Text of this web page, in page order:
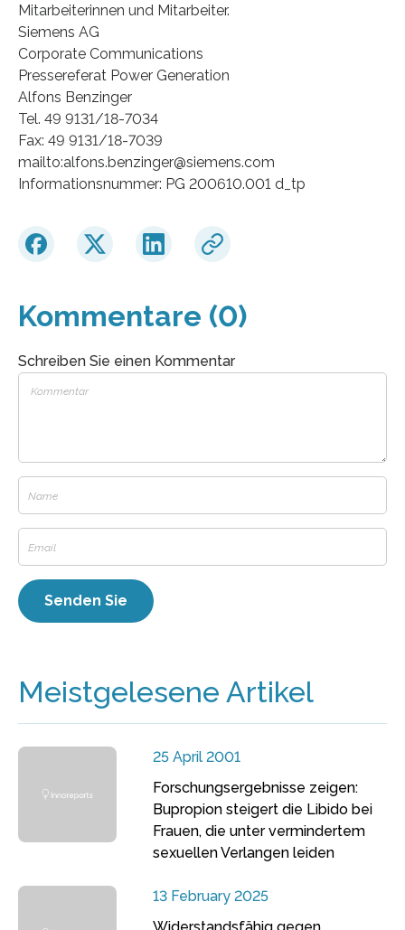
Mitarbeiterinnen und Mitarbeiter.
Siemens AG
Corporate Communications
Pressereferat Power Generation
Alfons Benzinger
Tel. 49 9131/18-7034
Fax: 49 9131/18-7039
mailto:alfons.benzinger@siemens.com
Informationsnummer: PG 200610.001 d_tp
Kommentare (0)
Schreiben Sie einen Kommentar
Meistgelesene Artikel
25 April 2001
Forschungsergebnisse zeigen:
Bupropion steigert die Libido bei
Frauen, die unter vermindertem
sexuellen Verlangen leiden
13 February 2025
Widerstandsfähig gegen